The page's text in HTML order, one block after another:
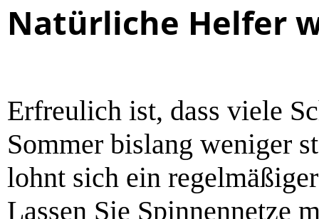
Natürliche Helfer
Erfreulich ist, dass viele
Sommer bislang weniger
lohnt sich ein
Lassen Sie Spinnennetze